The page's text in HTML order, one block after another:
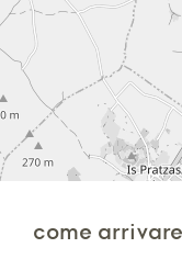
come